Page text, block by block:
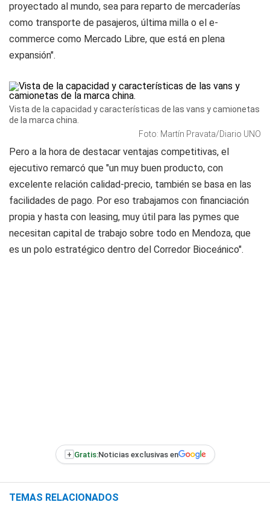
proyectado al mundo, sea para reparto de mercaderías
como transporte de pasajeros, última milla o el e-
commerce como Mercado Libre, que está en plena
expansión".
Vista de la capacidad y características de las vans y camionetas
de la marca china.
Foto: Martín Pravata/Diario UNO
Pero a la hora de destacar ventajas competitivas, el
ejecutivo remarcó que "un muy buen producto, con
excelente relación calidad-precio, también se basa en las
facilidades de pago. Por eso trabajamos con financiación
propia y hasta con leasing, muy útil para las pymes que
necesitan capital de trabajo sobre todo en Mendoza, que
es un polo estratégico dentro del Corredor Bioceánico".
+ Gratis:Noticias exclusivas en
TEMAS RELACIONADOS